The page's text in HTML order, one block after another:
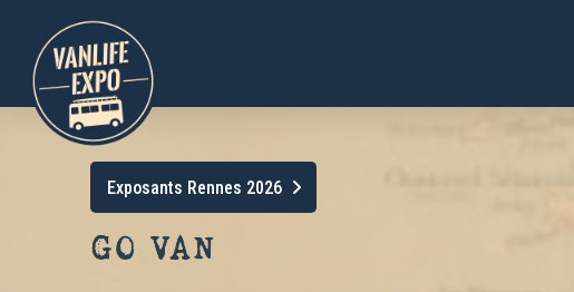
Exposants Rennes 2026
GO VAN